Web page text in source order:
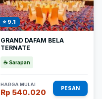
⭐ 9.1
GRAND DAFAM BELA
TERNATE
☕ Sarapan
HARGA MULAI
Rp 540.020 PESAN